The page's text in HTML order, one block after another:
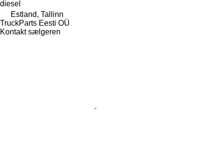
diesel
Estland, Tallinn
TruckParts Eesti OÜ
Kontakt sælgeren